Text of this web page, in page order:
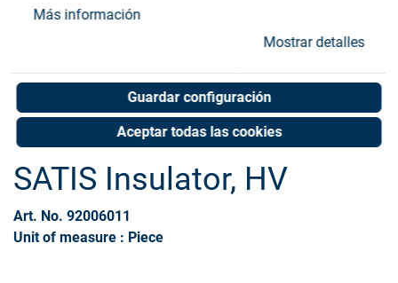
Más información
Mostrar detalles
Guardar configuración
Aceptar todas las cookies
SATIS Insulator, HV
Art. No. 92006011
Unit of measure : Piece